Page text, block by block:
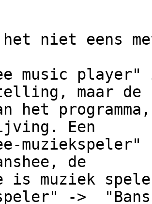
niet eens
music
maar de
het
Een
de
is muziek
->